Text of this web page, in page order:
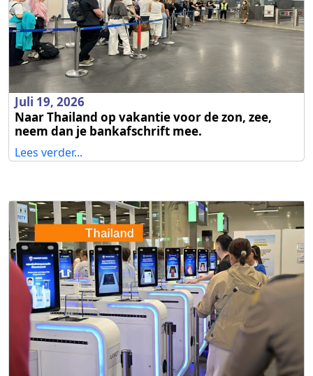
Juli 19, 2026
Naar Thailand op vakantie voor de zon, zee,
neem dan je bankafschrift mee.
Lees verder...